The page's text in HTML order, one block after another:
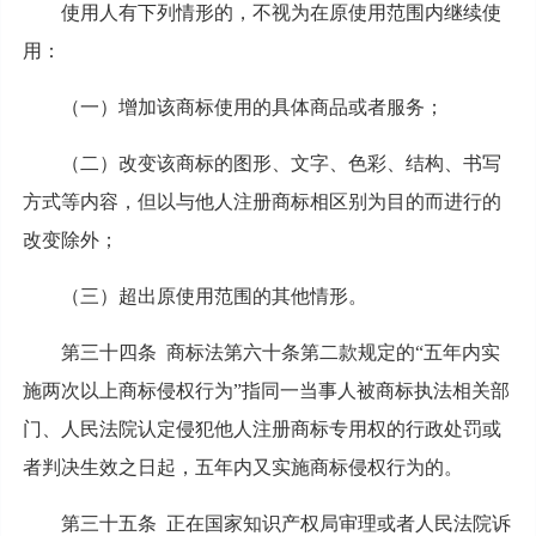
使用人有下列情形的，不视为在原使用范围内继续使
用：
（一）增加该商标使用的具体商品或者服务；
（二）改变该商标的图形、文字、色彩、结构、书写
方式等内容，但以与他人注册商标相区别为目的而进行的
改变除外；
（三）超出原使用范围的其他情形。
第三十四条 商标法第六十条第二款规定的“五年内实
施两次以上商标侵权行为”指同一当事人被商标执法相关部
门、人民法院认定侵犯他人注册商标专用权的行政处罚或
者判决生效之日起，五年内又实施商标侵权行为的。
第三十五条 正在国家知识产权局审理或者人民法院诉